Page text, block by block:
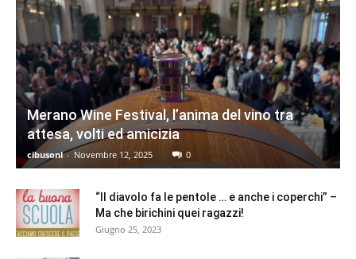
Merano Wine Festival, l’anima del vino tra
attesa, volti ed amicizia
cibusonl - Novembre 12, 2025 0
“Il diavolo fa le pentole … e anche i coperchi” –
Ma che birichini quei ragazzi!
Giugno 25, 2023